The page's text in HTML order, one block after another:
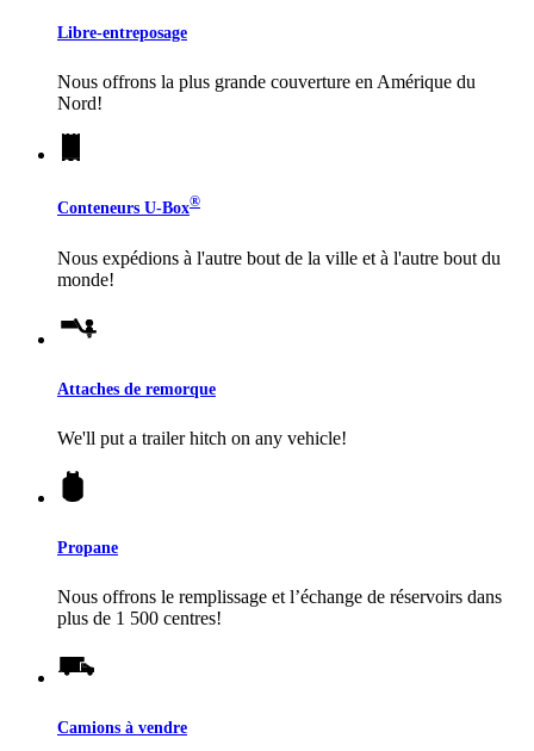
Libre-entreposage
Nous offrons la plus grande couverture en Amérique du
Nord!
Conteneurs U-Box®
Nous expédions à l'autre bout de la ville et à l'autre bout du
monde!
Attaches de remorque
We'll put a trailer hitch on any vehicle!
Propane
Nous offrons le remplissage et l’échange de réservoirs dans
plus de 1 500 centres!
Camions à vendre